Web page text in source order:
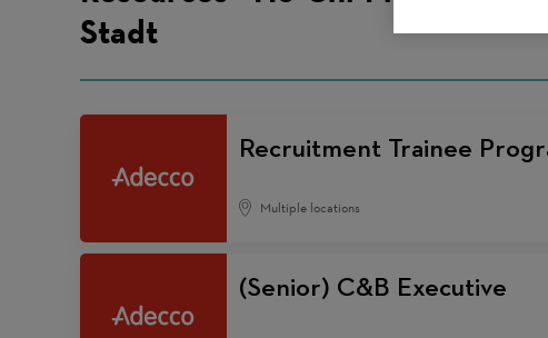
Stadt
Recruitment Trainee
Multiple locations
(Senior) C&B Executive